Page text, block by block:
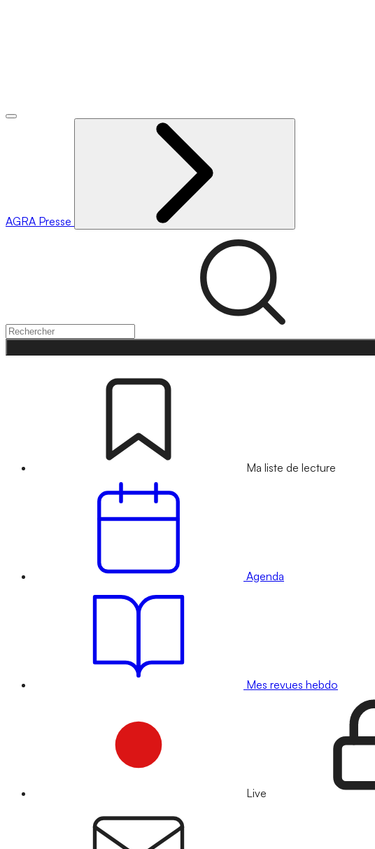
AGRA Presse
Ma liste de lecture
Agenda
Mes revues hebdo
Live